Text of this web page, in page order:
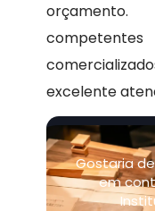
orçamento.
excelente
Gostaria
em